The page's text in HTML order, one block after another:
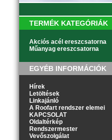
TERMÉK KATEGÓRIÁK
Akciós acél ereszcsatorna
Műanyag ereszcsatorna
EGYÉB INFORMÁCIÓK
Hírek
Letöltések
Linkajánló
A Roofart rendszer elemei
KAPCSOLAT
Oldaltérkép
Rendszermester
Vevőszolgálat